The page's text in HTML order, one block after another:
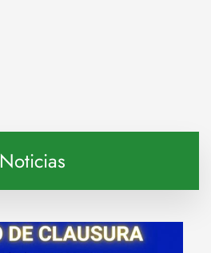
Noticias